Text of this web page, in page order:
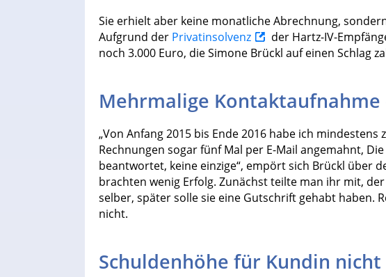
Sie erhielt aber keine monatliche Abrechnung,
Aufgrund der Privatinsolvenz
der Hartz-IV-
noch 3.000 Euro, die Simone Brückl auf einen Schlag
Mehrmalige Kontaktaufnahme
„Von Anfang 2015 bis Ende 2016 habe ich
Rechnungen sogar fünf Mal per E-Mail angemahnt,
beantwortet, keine einzige“, empört sich Brückl über
brachten wenig Erfolg. Zunächst teilte man ihr mit,
selber, später solle sie eine Gutschrift gehabt haben.
nicht.
Schuldenhöhe für Kundin